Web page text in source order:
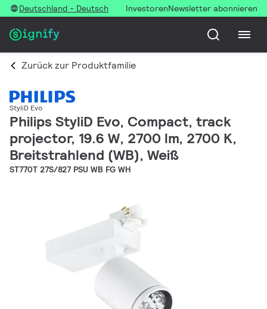
Deutschland - Deutsch InvestorenNewsletter abonnieren
Zurück zur Produktfamilie
StyliD Evo
Philips StyliD Evo, Compact, track
projector, 19.6 W, 2700 lm, 2700 K,
Breitstrahlend (WB), Weiß
ST770T 27S/827 PSU WB FG WH